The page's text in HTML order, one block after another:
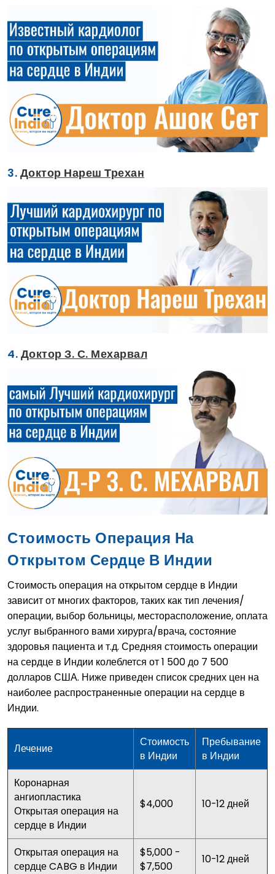
3. Доктор Нареш Трехан
4. Доктор З. С. Мехарвал
Стоимость Операция На
Открытом Сердце В Индии
Стоимость операция на открытом сердце в Индии
зависит от многих факторов, таких как тип лечения/
операции, выбор больницы, месторасположение, оплата
услуг выбранного вами хирурга/врача, состояние
здоровья пациента и т.д. Средняя стоимость операции
на сердце в Индии колеблется от 1 500 до 7 500
долларов США. Ниже приведен список средних цен на
наиболее распространенные операции на сердце в
Индии.
Лечение
Стоимость
в Индии
Пребывание
в Индии
Коронарная
ангиопластика
Открытая операция на
сердце в Индии
$4,000 10-12 дней
Открытая операция на
сердце CABG в Индии
$5,000 -
$7,500
10-12 дней